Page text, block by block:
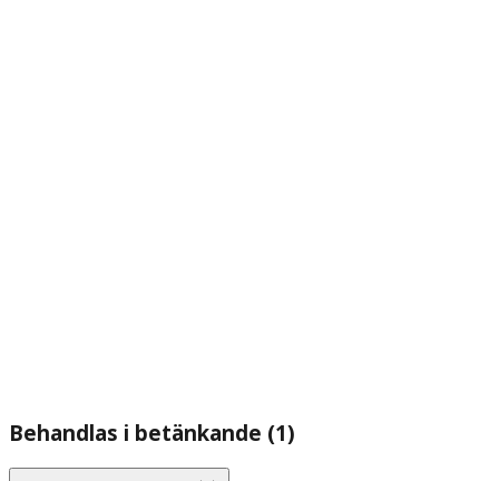
Behandlas i betänkande (1)